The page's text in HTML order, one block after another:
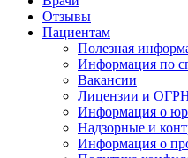
Отзывы
Пациентам
Полезная
Информация по
Вакансии
Лицензии и
Информация о
Надзорные и
Информация о